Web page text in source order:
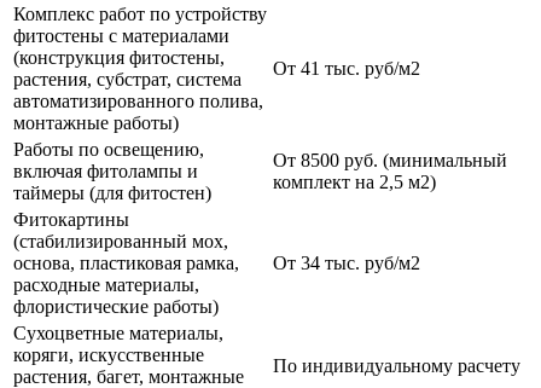
Комплекс работ по устройству
фитостены с материалами
(конструкция фитостены,
растения, субстрат, система
автоматизированного полива,
монтажные работы)
От 41 тыс. руб/м2
Работы по освещению,
включая фитолампы и
таймеры (для фитостен)
От 8500 руб. (минимальный
комплект на 2,5 м2)
Фитокартины
(стабилизированный мох,
основа, пластиковая рамка,
расходные материалы,
флористические работы)
От 34 тыс. руб/м2
Сухоцветные материалы,
коряги, искусственные
растения, багет, монтажные
По индивидуальному расчету